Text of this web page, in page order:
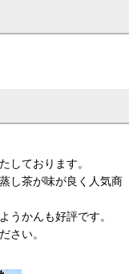
しております。
し茶が味が良く人気商
うかんも好評です。
さい。